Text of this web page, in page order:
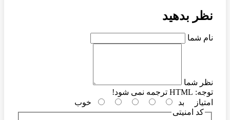
نظر بدهید
نام شما
نظر شما
توجه:
امتیاز
بد
خوب
کد امنیتی